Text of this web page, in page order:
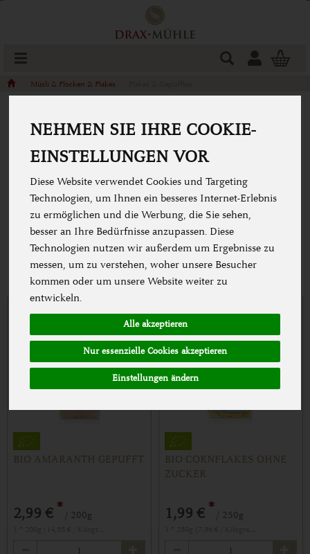
NEHMEN SIE IHRE COOKIE-
EINSTELLUNGEN VOR
Diese Website verwendet Cookies und Targeting
Technologien, um Ihnen ein besseres Internet-Erlebnis
zu ermöglichen und die Werbung, die Sie sehen,
besser an Ihre Bedürfnisse anzupassen. Diese
Technologien nutzen wir außerdem um Ergebnisse zu
messen, um zu verstehen, woher unsere Besucher
kommen oder um unsere Website weiter zu
entwickeln.
Alle akzeptieren
Nur essenzielle Cookies akzeptieren
Einstellungen ändern
Produkt
Müsli & Flocken & Flakes
FLAKES & GEPUFFTES
BIO AMARANTH GEPUFFT
2,99 € * / 200g
1 * 200g (14,95 € / Kilogramm)
BIO CORNFLAKES OHNE
ZUCKER
1,99 € * / 250g
1 * 250g (7,96 € / Kilogramm)